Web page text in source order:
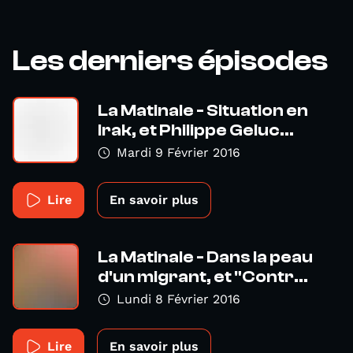
Les derniers épisodes
La Matinale - Situation en
Irak, et Philippe Geluc...
Mardi 9 Février 2016
Lire En savoir plus
La Matinale - Dans la peau
d'un migrant, et "Contr...
Lundi 8 Février 2016
Lire En savoir plus